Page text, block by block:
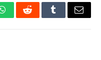
WhatsAppRedditTumblrEmail